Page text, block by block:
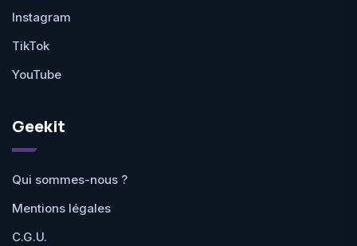
Instagram
TikTok
YouTube
Geekit
Qui sommes-nous ?
Mentions légales
C.G.U.